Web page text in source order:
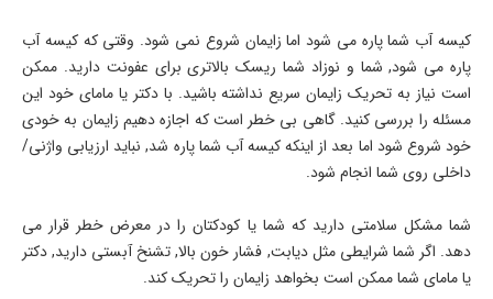
کیسه آب شما پاره می شود اما زایمان شروع نمی شود. وقتی که کیسه آب
پاره می شود, شما و نوزاد شما ریسک بالاتری برای عفونت دارید. ممکن
است نیاز به تحریک زایمان سریع نداشته باشید. با دکتر یا مامای خود این
مسئله را بررسی کنید. گاهی بی خطر است که اجازه دهیم زایمان به خودی
خود شروع شود اما بعد از اینکه کیسه آب شما پاره شد, نباید ارزیابی واژنی/
داخلی روی شما انجام شود.
شما مشکل سلامتی دارید که شما یا کودکتان را در معرض خطر قرار می
دهد. اگر شما شرایطی مثل دیابت, فشار خون بالا, تشنخ آبستی دارید, دکتر
یا مامای شما ممکن است بخواهد زایمان را تحریک کند.